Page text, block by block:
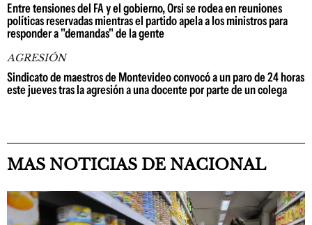
Entre tensiones del FA y el gobierno, Orsi se rodea en reuniones
políticas reservadas mientras el partido apela a los ministros para
responder a "demandas" de la gente
AGRESIÓN
Sindicato de maestros de Montevideo convocó a un paro de 24 horas
este jueves tras la agresión a una docente por parte de un colega
MAS NOTICIAS DE NACIONAL